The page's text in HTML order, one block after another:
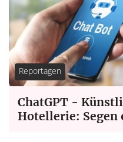
Reportagen
ChatGPT -
Hotellerie: Segen